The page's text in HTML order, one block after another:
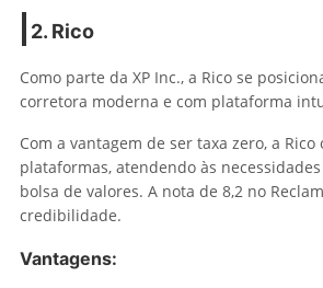
2. Rico
Como parte da XP Inc., a Rico se
corretora moderna e com plataforma
Com a vantagem de ser taxa zero, a
plataformas, atendendo às
bolsa de valores. A nota de 8,2 no
credibilidade.
Vantagens: